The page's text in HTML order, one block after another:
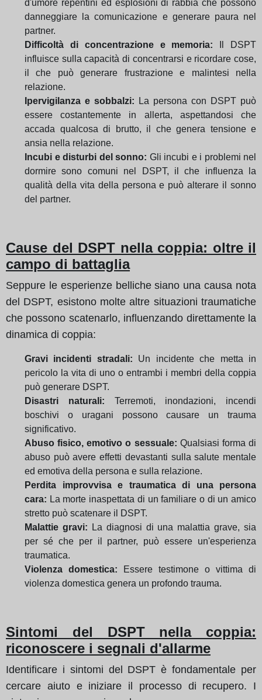
d'umore repentini ed esplosioni di rabbia che possono
danneggiare la comunicazione e generare paura nel
partner.
Difficoltà di concentrazione e memoria: Il DSPT
influisce sulla capacità di concentrarsi e ricordare cose,
il che può generare frustrazione e malintesi nella
relazione.
Ipervigilanza e sobbalzi: La persona con DSPT può
essere costantemente in allerta, aspettandosi che
accada qualcosa di brutto, il che genera tensione e
ansia nella relazione.
Incubi e disturbi del sonno: Gli incubi e i problemi nel
dormire sono comuni nel DSPT, il che influenza la
qualità della vita della persona e può alterare il sonno
del partner.
Cause del DSPT nella coppia: oltre il
campo di battaglia
Seppure le esperienze belliche siano una causa nota
del DSPT, esistono molte altre situazioni traumatiche
che possono scatenarlo, influenzando direttamente la
dinamica di coppia:
Gravi incidenti stradali: Un incidente che metta in
pericolo la vita di uno o entrambi i membri della coppia
può generare DSPT.
Disastri naturali: Terremoti, inondazioni, incendi
boschivi o uragani possono causare un trauma
significativo.
Abuso fisico, emotivo o sessuale: Qualsiasi forma di
abuso può avere effetti devastanti sulla salute mentale
ed emotiva della persona e sulla relazione.
Perdita improvvisa e traumatica di una persona
cara: La morte inaspettata di un familiare o di un amico
stretto può scatenare il DSPT.
Malattie gravi: La diagnosi di una malattia grave, sia
per sé che per il partner, può essere un'esperienza
traumatica.
Violenza domestica: Essere testimone o vittima di
violenza domestica genera un profondo trauma.
Sintomi del DSPT nella coppia:
riconoscere i segnali d'allarme
Identificare i sintomi del DSPT è fondamentale per
cercare aiuto e iniziare il processo di recupero. I